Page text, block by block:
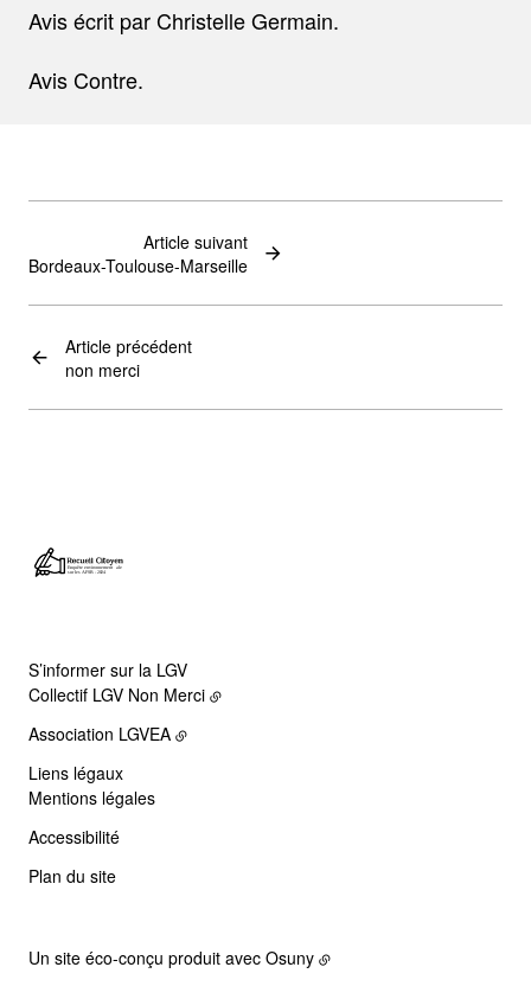
Avis écrit par Christelle Germain.
Avis Contre.
Article précédent
non merci
Article suivant
Bordeaux-Toulouse-Marseille
S’informer sur la LGV
Collectif LGV Non Merci
Association LGVEA
Liens légaux
Mentions légales
Accessibilité
Plan du site
Un site éco-conçu produit avec Osuny